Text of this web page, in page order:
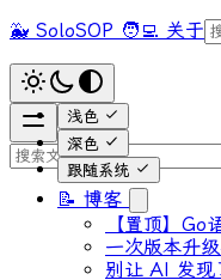
🐳 SoloSOP 🧑‍💻 关于
浅色
深色
跟随系统
📝 博客
【置顶】Go
一次版本升
别让 AI 发现